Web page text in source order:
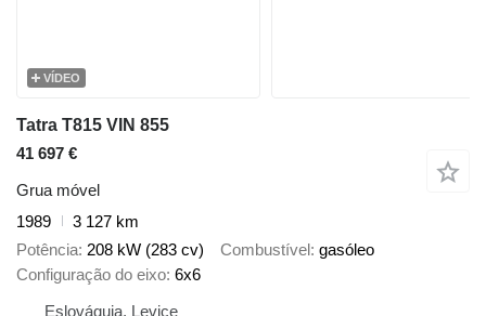
VÍDEO
Tatra T815 VIN 855
41 697 €
Grua móvel
1989
3 127 km
Potência 208 kW (283 cv) Combustível gasóleo
Configuração do eixo 6x6
Eslováquia, Levice